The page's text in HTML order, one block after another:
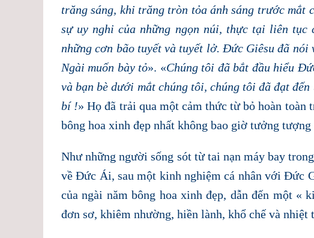
trăng sáng, khi trăng tròn tỏa ánh sáng trước mắt
sự uy nghi của những ngọn núi, thực tại liên tục
những cơn bão tuyết và tuyết lở. Đức Giêsu đã
Ngài muốn bày tỏ». «Chúng tôi đã bắt đầu hiểu
và bạn bè dưới mắt chúng tôi, chúng tôi đã đạt
bí !» Họ đã trải qua một cảm thức từ bỏ hoàn
bông hoa xinh đẹp nhất không bao giờ tưởng tượng
Như những người sống sót từ tai nạn máy bay
về Đức Ái, sau một kinh nghiệm cá nhân với Đức
của ngài năm bông hoa xinh đẹp, dẫn đến một «
đơn sơ, khiêm nhường, hiền lành, khổ chế và